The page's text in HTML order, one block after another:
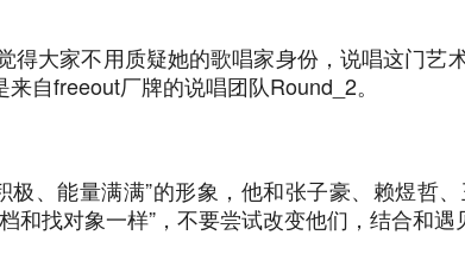
大家不用质疑她的歌唱家身份，说唱这门艺
自freeout厂牌的说唱团队Round_2。
、能量满满”的形象，他和张子豪、赖煜哲
找对象一样”，不要尝试改变他们，结合和遇